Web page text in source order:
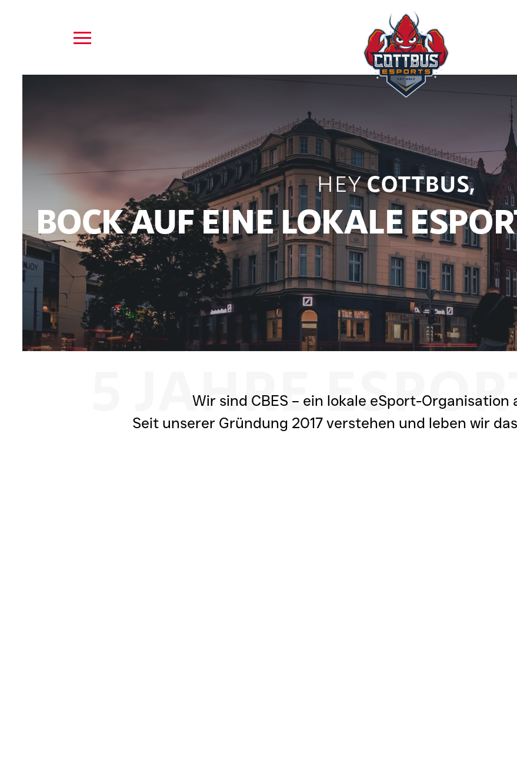
HEYCOTTBUS,
BOCK AUF EINE LOKALE
5 JAHRE
Wir sind CBES – ein lokale eSport-Organisation
Seit unserer Gründung 2017 verstehen und leben wir